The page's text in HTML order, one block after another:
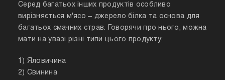
Серед багатьох інших продуктів особливо
вирізняється м'ясо – джерело білка та основа для
багатьох смачних страв. Говорячи про нього, можна
мати на увазі різні типи цього продукту:
1) Яловичина
2) Свинина